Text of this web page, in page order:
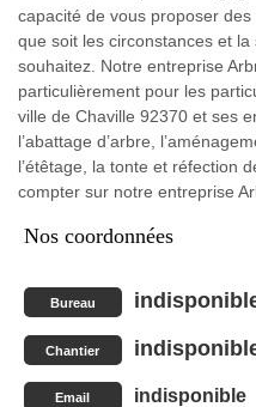
capacité de vous proposer
que soit les circonstances et
souhaitez. Notre entreprise
particulièrement pour les
ville de Chaville 92370 et ses
l’abattage d’arbre,
l’étêtage, la tonte et réfection
compter sur notre entreprise
Nos coordonnées
Bureau
Chantier
Email indisponible